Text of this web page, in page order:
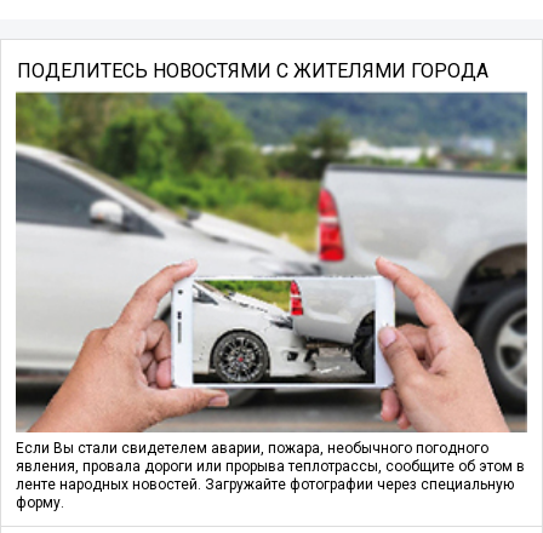
ПОДЕЛИТЕСЬ НОВОСТЯМИ С ЖИТЕЛЯМИ ГОРОДА
Если Вы стали свидетелем аварии, пожара, необычного погодного
явления, провала дороги или прорыва теплотрассы, сообщите об этом в
ленте народных новостей. Загружайте фотографии через специальную
форму.